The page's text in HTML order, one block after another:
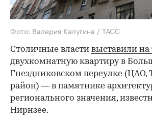
Фото: Валерия Калугина / ТАСС
Столичные власти выставили на
двухкомнатную квартиру в
Гнездниковском переулке (ЦАО,
район) — в памятнике
регионального значения,
Нирнзее.